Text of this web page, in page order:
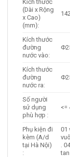
Kích thước
(Dài x Rộng
x Cao)
(mm):
Kích thước
đường
nước vào:
Kích thước
đường
nước ra:
Số người
sử dụng
phù hợp :
<=
Phụ kiện đi
kèm (A/d
tại Hà Nội)
:
01
.
tan